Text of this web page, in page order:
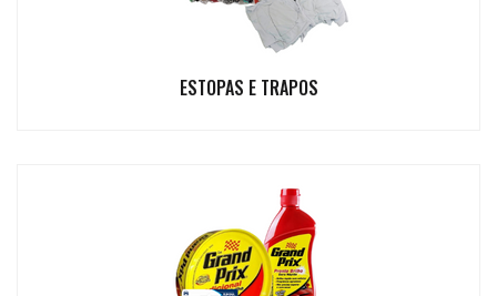
ESTOPAS E TRAPOS